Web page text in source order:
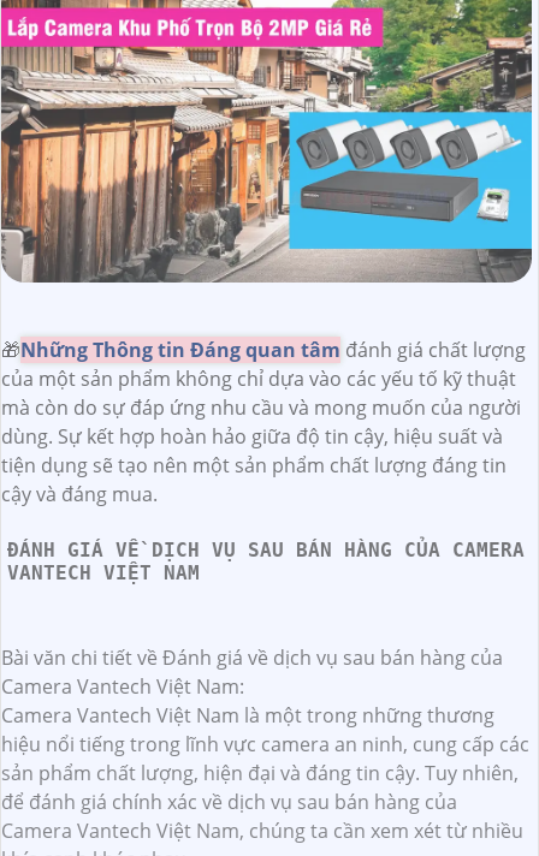
🎁Những Thông tin Đáng quan tâm đánh giá chất lượng
của một sản phẩm không chỉ dựa vào các yếu tố kỹ thuật
mà còn do sự đáp ứng nhu cầu và mong muốn của người
dùng. Sự kết hợp hoàn hảo giữa độ tin cậy, hiệu suất và
tiện dụng sẽ tạo nên một sản phẩm chất lượng đáng tin
cậy và đáng mua.
ĐÁNH GIÁ VỀ DỊCH VỤ SAU BÁN HÀNG CỦA CAMERA
VANTECH VIỆT NAM
Bài văn chi tiết về Đánh giá về dịch vụ sau bán hàng của
Camera Vantech Việt Nam:
Camera Vantech Việt Nam là một trong những thương
hiệu nổi tiếng trong lĩnh vực camera an ninh, cung cấp các
sản phẩm chất lượng, hiện đại và đáng tin cậy. Tuy nhiên,
để đánh giá chính xác về dịch vụ sau bán hàng của
Camera Vantech Việt Nam, chúng ta cần xem xét từ nhiều